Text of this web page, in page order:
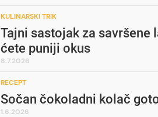
KULINARSKI TRIK
Tajni sastojak za savršene
ćete puniji okus
8.7.2026
RECEPT
Sočan čokoladni kolač
1.6.2026